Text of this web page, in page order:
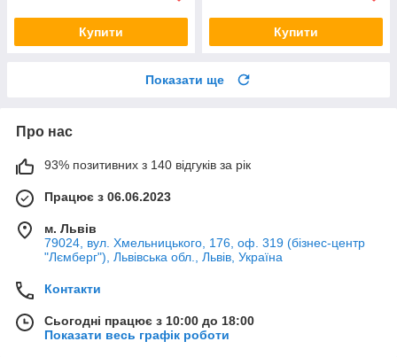
Купити Купити
Показати ще
Про нас
93% позитивних з 140 відгуків за рік
Працює з 06.06.2023
м. Львів
79024, вул. Хмельницького, 176, оф. 319 (бізнес-центр
"Лємберг"), Львівська обл., Львів, Україна
Контакти
Сьогодні працює з 10:00 до 18:00
Показати весь графік роботи